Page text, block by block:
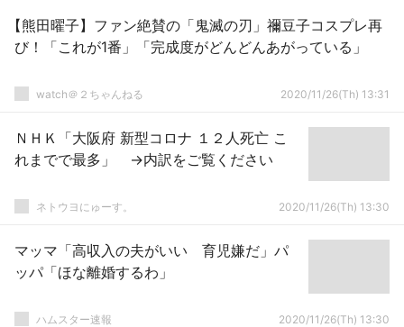
【熊田曜子】ファン絶賛の「鬼滅の刃」禰豆子コスプレ再
び！「これが1番」「完成度がどんどんあがっている」
watch＠２ちゃんねる 2020/11/26(Th) 13:31
ＮＨＫ「大阪府 新型コロナ １２人死亡 こ
れまでで最多」 →内訳をご覧ください
ネトウヨにゅーす。 2020/11/26(Th) 13:30
マッマ「高収入の夫がいい 育児嫌だ」パ
ッパ「ほな離婚するわ」
ハムスター速報 2020/11/26(Th) 13:30